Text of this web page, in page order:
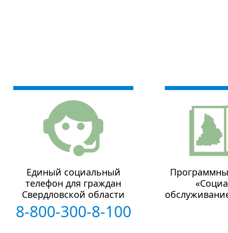
Единый социальный
телефон для граждан
Свердловской области
8-800-300-8-100